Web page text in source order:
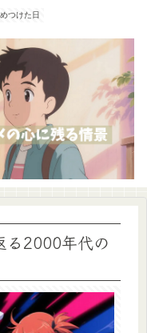
つけた日
る2000年代の